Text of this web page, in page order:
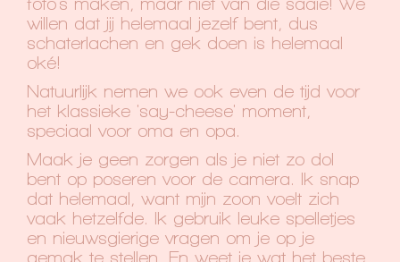
foto's maken, maar niet van die saaie! We
willen dat jij helemaal jezelf bent, dus
schaterlachen en gek doen is helemaal
oké!
Natuurlijk nemen we ook even de tijd voor
het klassieke 'say-cheese' moment,
speciaal voor oma en opa.
Maak je geen zorgen als je niet zo dol
bent op poseren voor de camera. Ik snap
dat helemaal, want mijn zoon voelt zich
vaak hetzelfde. Ik gebruik leuke spelletjes
en nieuwsgierige vragen om je op je
gemak te stellen. En weet je wat het beste